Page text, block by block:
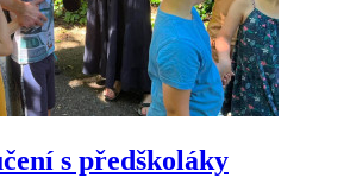
s předškoláky